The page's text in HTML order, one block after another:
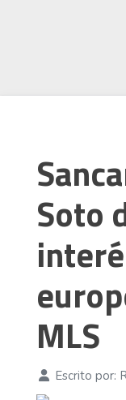
Soto
MLS
Escrito por: